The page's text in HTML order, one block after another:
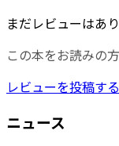
まだレビューはあ
この本をお読みの
レビューを投稿する
ニュース